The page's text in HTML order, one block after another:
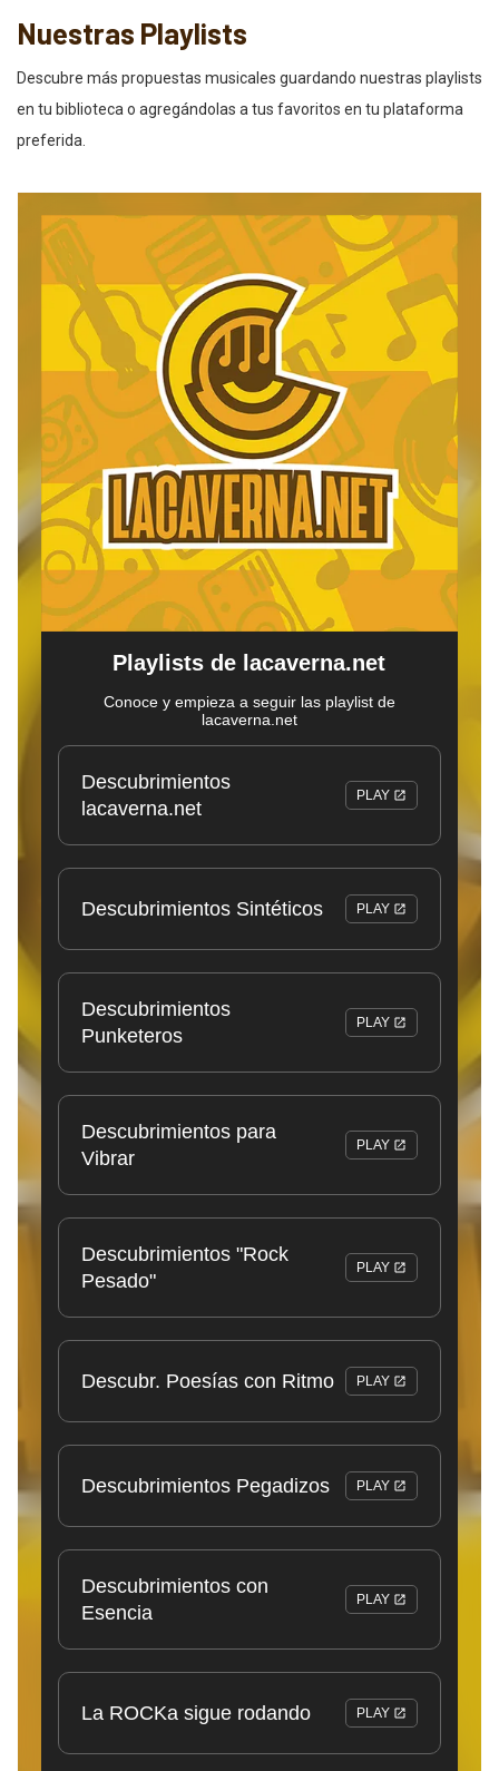
Nuestras Playlists
Descubre más propuestas musicales guardando nuestras playlists
en tu biblioteca o agregándolas a tus favoritos en tu plataforma
preferida.